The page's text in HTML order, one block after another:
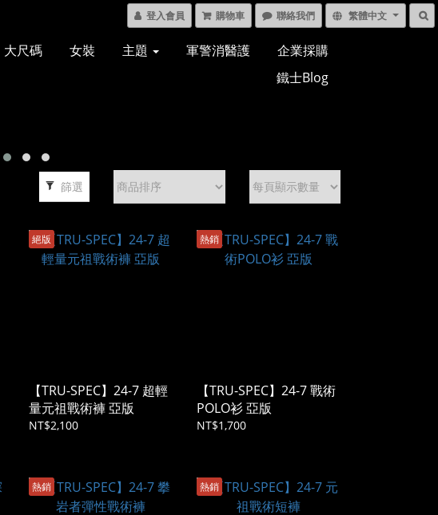
登入會員 購物車 聯絡我們 繁體中文
大尺碼 女裝 主題 軍警消醫護
企業採購
鐵士Blog
篩選
絕版
【TRU-SPEC】24-7 超輕
量元祖戰術褲 亞版
NT$2,100
熱銷
【TRU-SPEC】24-7 戰術
POLO衫 亞版
NT$1,700
熱銷 熱銷